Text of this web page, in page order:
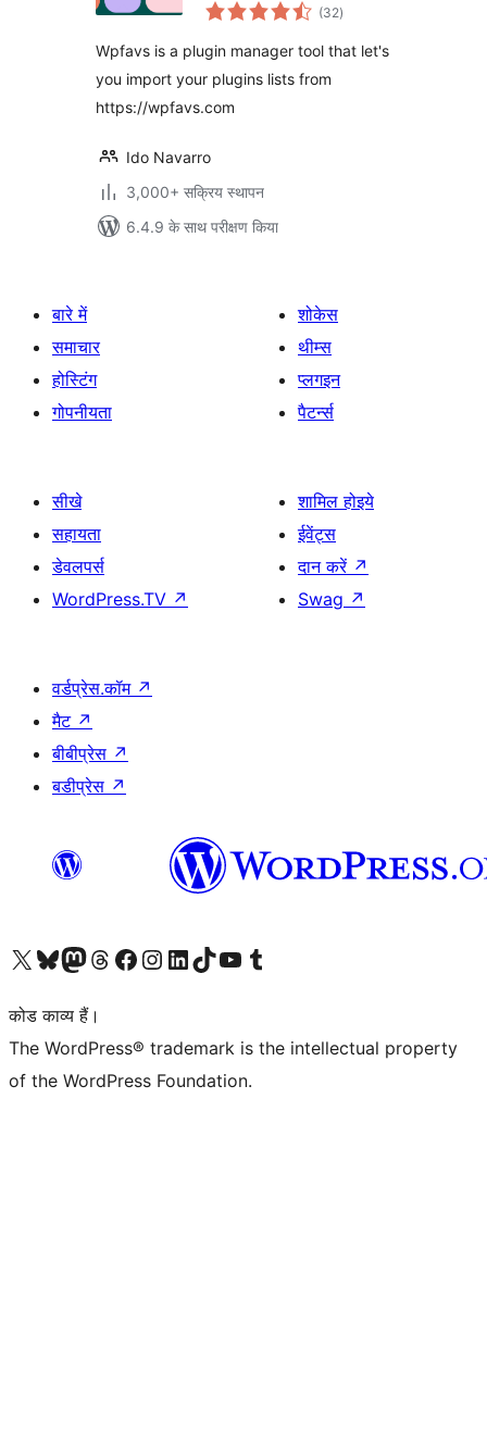
(32कुल
दर)
Wpfavs is a plugin manager tool that let's
you import your plugins lists from
https://wpfavs.com
Ido Navarro
3,000+ सक्रिय स्थापन
6.4.9 के साथ परीक्षण किया
बारे में
समाचार
होस्टिंग
गोपनीयता
शोकेस
थीम्स
प्लगइन
पैटर्न्स
सीखे
सहायता
डेवलपर्स
WordPress.TV ↗
शामिल होइये
ईवेंट्स
दान करें ↗
Swag ↗
वर्डप्रेस.कॉम ↗
मैट ↗
बीबीप्रेस ↗
बडीप्रेस ↗
Visit our X (formerly Twitter) account
हमारे बलुस्की खाते पर जाएँVisit our Mastodon account
हमारे थ्रेड्स अकाउंट पर जाएंहमारे फेसबुक पेज पर जाएँहमारे इंस्टाग्राम अकाउंट पर जाएंहमारे लिंक्डइन खाते पर जाएँहमारे टिकटॉक खाते पर जाएँहमारे यूट्यूब चैनल पर जाएंहमारे Tumblr खाते पर जाएँ
कोड काव्य हैं।
The WordPress® trademark is the intellectual property
of the WordPress Foundation.